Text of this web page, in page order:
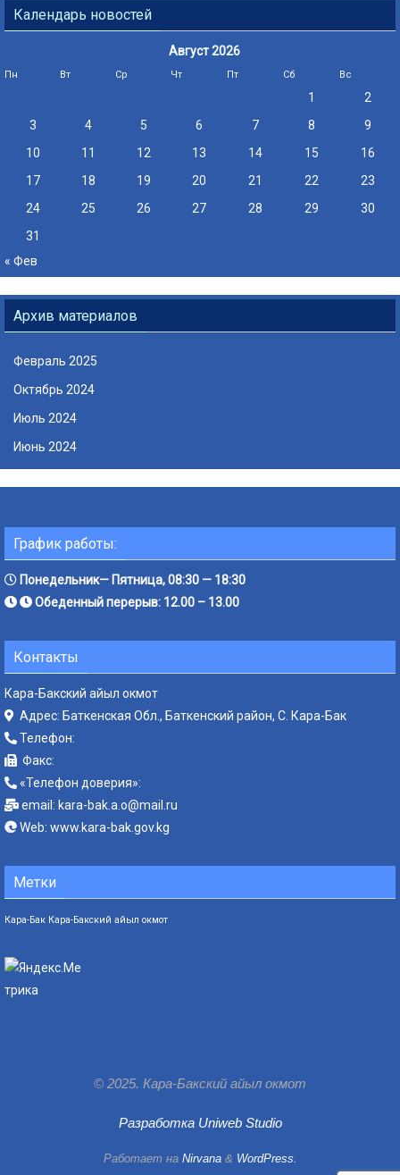
Календарь новостей
Август 2026
Пн Вт Ср Чт Пт Сб Вс
1
2
3
4 5 6 7 8
9
10
11 12 13 14 15
16
17
18 19 20 21 22
23
24
25 26 27 28 29
30
31
« Фев
Архив материалов
Февраль 2025
Октябрь 2024
Июль 2024
Июнь 2024
График работы:
Понедельник— Пятница, 08:30 — 18:30
Обеденный перерыв: 12.00 – 13.00
Контакты
Кара-Бакский айыл окмот
Адрес: Баткенская Обл., Баткенский район, С. Кара-Бак
Телефон:
Факс:
«Телефон доверия»:
email: kara-bak.a.o@mail.ru
Web: www.kara-bak.gov.kg
Метки
Кара-Бак Кара-Бакский айыл окмот
© 2025. Кара-Бакский айыл окмот
Разработка Uniweb Studio
Работает на Nirvana& WordPress.